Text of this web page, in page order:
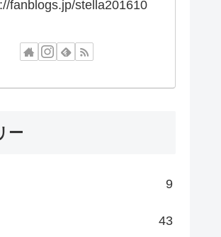
fanblogs.jp/stella201610
ー
9
43